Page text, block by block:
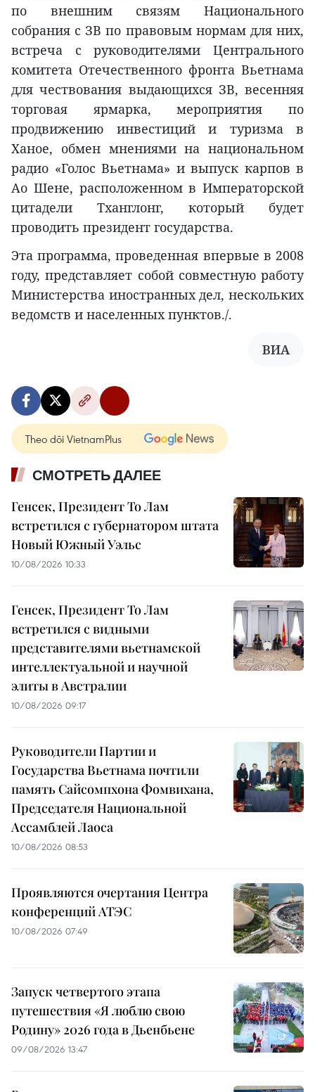
по внешним связям Национального
собрания с ЗВ по правовым нормам для них,
встреча с руководителями Центрального
комитета Отечественного фронта Вьетнама
для чествования выдающихся ЗВ, весенняя
торговая ярмарка, мероприятия по
продвижению инвестиций и туризма в
Ханое, обмен мнениями на национальном
радио «Голос Вьетнама» и выпуск карпов в
Ао Шене, расположенном в Императорской
цитадели Тханглонг, который будет
проводить президент государства.
Эта программа, проведенная впервые в 2008
году, представляет собой совместную работу
Министерства иностранных дел, нескольких
ведомств и населенных пунктов./.
ВИА
Theo dõi VietnamPlus
СМОТРЕТЬ ДАЛЕЕ
Генсек, Президент То Лам
встретился с губернатором штата
Новый Южный Уэльс
10/08/2026 10:33
Генсек, Президент То Лам
встретился с видными
представителями вьетнамской
интеллектуальной и научной
элиты в Австралии
10/08/2026 09:17
Руководители Партии и
Государства Вьетнама почтили
память Сайсомпхона Фомвихана,
Председателя Национальной
Ассамблей Лаоса
10/08/2026 08:53
Проявляются очертания Центра
конференций АТЭС
10/08/2026 07:49
Запуск четвертого этапа
путешествия «Я люблю свою
Родину» 2026 года в Дьенбьене
09/08/2026 13:47